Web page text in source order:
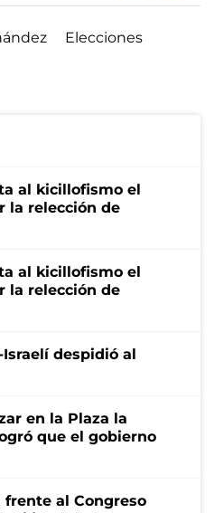
Elecciones
al kicillofismo el
la relección de
al kicillofismo el
la relección de
despidió al
en la Plaza la
que el gobierno
frente al Congreso